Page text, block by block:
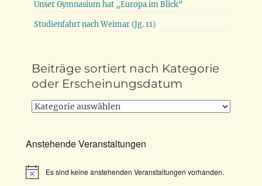
Unser Gymnasium hat „Europa im Blick“
Studienfahrt nach Weimar (Jg. 11)
Beiträge sortiert nach Kategorie
oder Erscheinungsdatum
Beiträge
Kategorie
Erscheinungsdatum
Anstehende Veranstaltungen
HinweisEs sind keine anstehenden Veranstaltungen vorhanden.